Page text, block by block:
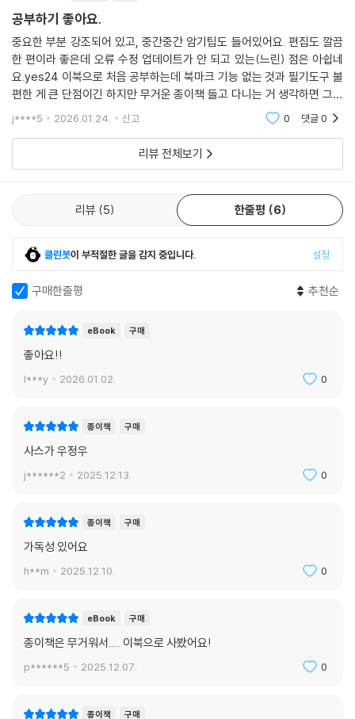
공부하기 좋아요.
중요한 부분 강조되어 있고, 중간중간 암기팁도 들어있어요. 편집도 깔끔
한 편이라 좋은데 오류 수정 업데이트가 안 되고 있는(느린) 점은 아쉽네
요.yes24 이북으로 처음 공부하는데 북마크 기능 없는 것과 필기도구 불
편한 게 큰 단점이긴 하지만 무거운 종이책 들고 다니는 거 생각하면 그나
마 좋습니다.
j****5 2026.01.24. 신고 0 댓글0
리뷰 전체보기
리뷰 5 한줄평 6
클린봇이 부적절한 글을 감지 중입니다. 설정
구매한줄평 추천순
eBook 구매
좋아요!!
l***y 2026.01.02. 0
종이책 구매
사스가 우정우
j******2 2025.12.13. 0
종이책 구매
가독성 있어요
h**m 2025.12.10. 0
eBook 구매
종이책은 무거워서..... 이북으로 사봤어요!
p******5 2025.12.07. 0
종이책 구매